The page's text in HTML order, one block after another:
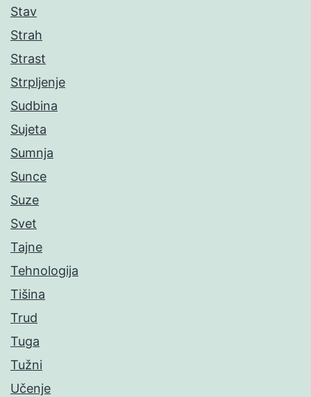
Stav
Strah
Strast
Strpljenje
Sudbina
Sujeta
Sumnja
Sunce
Suze
Svet
Tajne
Tehnologija
Tišina
Trud
Tuga
Tužni
Učenje